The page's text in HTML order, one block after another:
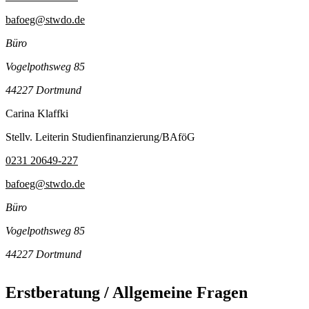
bafoeg@stwdo.de
Büro
Vogelpothsweg 85
44227 Dortmund
Carina Klaffki
Stellv. Leiterin Studienfinanzierung/BAföG
0231 20649-227
bafoeg@stwdo.de
Büro
Vogelpothsweg 85
44227 Dortmund
Erstberatung / Allgemeine Fragen